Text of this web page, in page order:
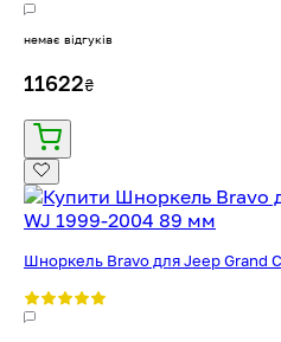
немає відгуків
11622₴
Шноркель Bravo для Jeep Grand